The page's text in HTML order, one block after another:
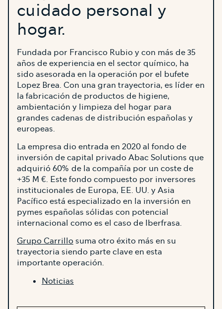
cuidado personal y
hogar.
Fundada por Francisco Rubio y con más de 35
años de experiencia en el sector químico, ha
sido asesorada en la operación por el bufete
Lopez Brea. Con una gran trayectoria, es líder en
la fabricación de productos de higiene,
ambientación y limpieza del hogar para
grandes cadenas de distribución españolas y
europeas.
La empresa dio entrada en 2020 al fondo de
inversión de capital privado Abac Solutions que
adquirió 60% de la compañía por un coste de
+35 M €. Este fondo compuesto por inversores
institucionales de Europa, EE. UU. y Asia
Pacífico está especializado en la inversión en
pymes españolas sólidas con potencial
internacional como es el caso de Iberfrasa.
Grupo Carrillo suma otro éxito más en su
trayectoria siendo parte clave en esta
importante operación.
Noticias